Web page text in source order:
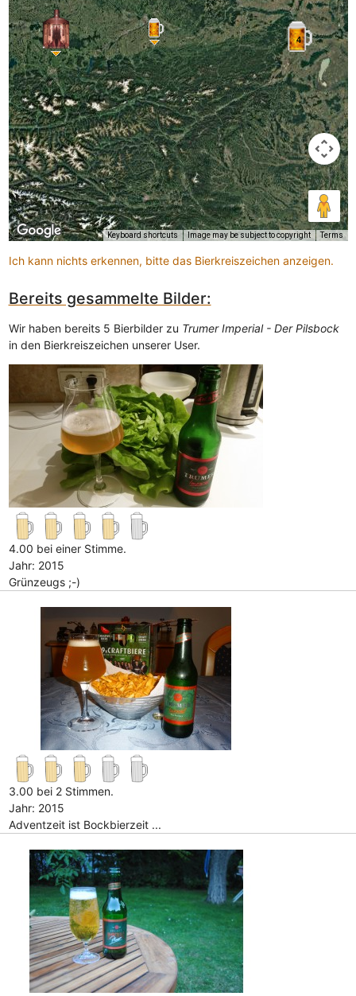
4
Keyboard shortcuts Image may be subject to copyright Terms
Ich kann nichts erkennen, bitte das Bierkreiszeichen anzeigen.
Bereits gesammelte Bilder:
Wir haben bereits 5 Bierbilder zu Trumer Imperial - Der Pilsbock
in den Bierkreiszeichen unserer User.
4.00 bei einer Stimme.
Jahr: 2015
Grünzeugs ;-)
3.00 bei 2 Stimmen.
Jahr: 2015
Adventzeit ist Bockbierzeit ...